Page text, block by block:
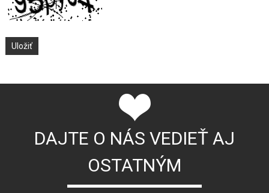
DAJTE O NÁS VEDIEŤ AJ
OSTATNÝM